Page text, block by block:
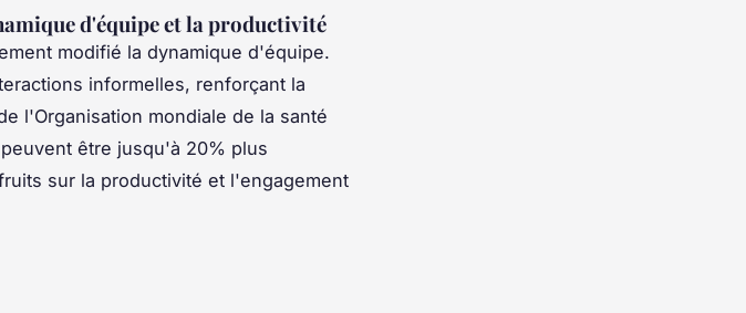
d'équipe et la productivité
modifié la dynamique d'équipe.
informelles, renforçant la
l'Organisation mondiale de la santé
être jusqu'à 20% plus
sur la productivité et l'engagement